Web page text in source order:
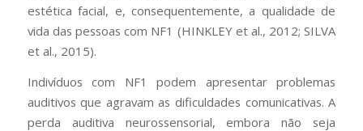
estética facial, e, consequentemente, a qualidade de
vida das pessoas com NF1 (HINKLEY et al., 2012; SILVA
et al., 2015).
Indivíduos com NF1 podem apresentar problemas
auditivos que agravam as dificuldades comunicativas. A
perda auditiva neurossensorial, embora não seja